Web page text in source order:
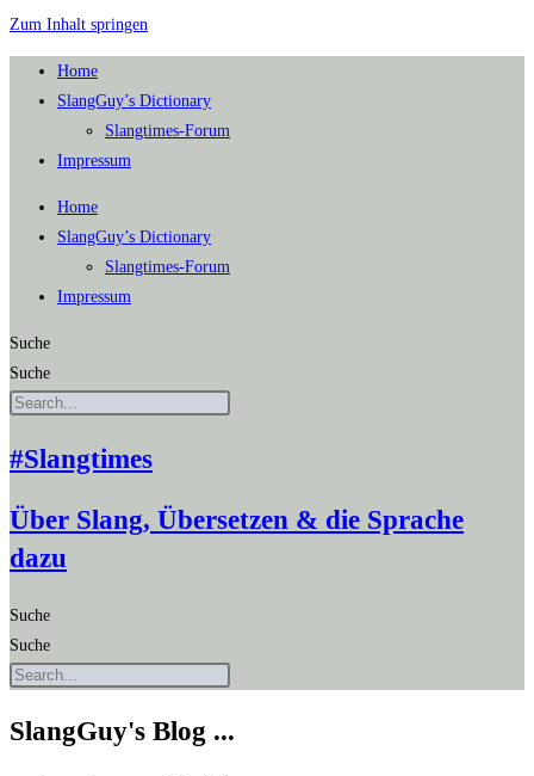
Zum Inhalt springen
Home
SlangGuy’s Dic­tion­a­ry
Slang­times-Forum
Impres­sum
Home
SlangGuy’s Dic­tion­a­ry
Slang­times-Forum
Impres­sum
Suche
Suche
#Slangtimes
Über Slang, Übersetzen & die Sprache
dazu
Suche
Suche
SlangGuy's Blog ...